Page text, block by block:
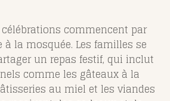
célébrations commencent par
à la mosquée. Les familles se
un repas festif, qui inclut
comme les gâteaux à la
au miel et les viandes